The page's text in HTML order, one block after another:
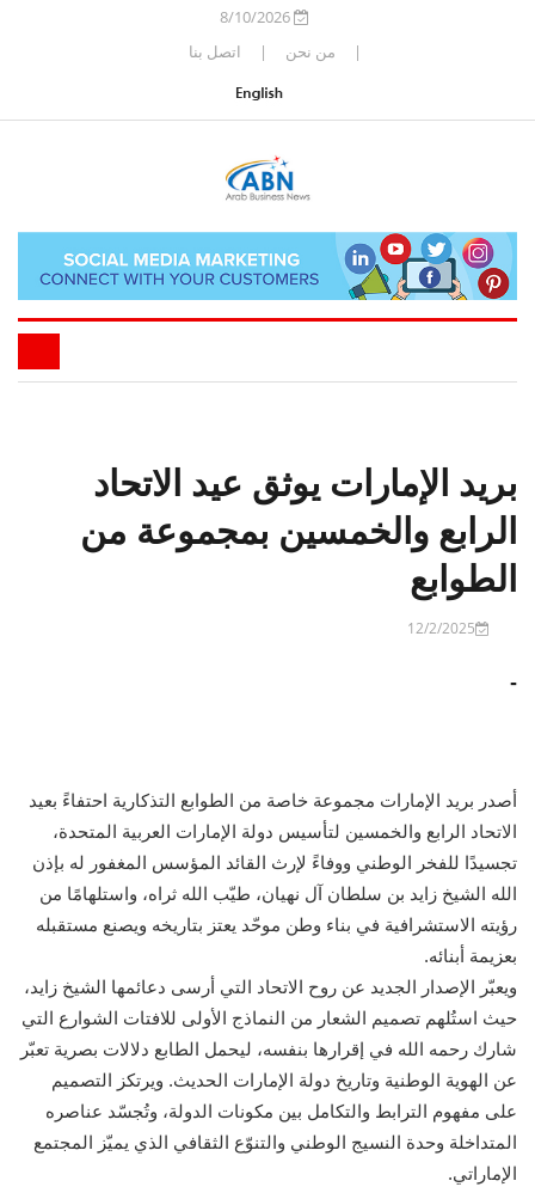
8/10/2026
|
من نحن | اتصل بنا
بريد الإمارات يوثق عيد الاتحاد
الرابع والخمسين بمجموعة من
الطوابع
12/2/2025
-
أصدر بريد الإمارات مجموعة خاصة من الطوابع التذكارية احتفاءً بعيد
الاتحاد الرابع والخمسين لتأسيس دولة الإمارات العربية المتحدة،
تجسيدًا للفخر الوطني ووفاءً لإرث القائد المؤسس المغفور له بإذن
الله الشيخ زايد بن سلطان آل نهيان، طيّب الله ثراه، واستلهامًا من
رؤيته الاستشرافية في بناء وطن موحّد يعتز بتاريخه ويصنع مستقبله
بعزيمة أبنائه.
ويعبّر الإصدار الجديد عن روح الاتحاد التي أرسى دعائمها الشيخ زايد،
حيث استُلهم تصميم الشعار من النماذج الأولى للافتات الشوارع التي
شارك رحمه الله في إقرارها بنفسه، ليحمل الطابع دلالات بصرية تعبّر
عن الهوية الوطنية وتاريخ دولة الإمارات الحديث. ويرتكز التصميم
على مفهوم الترابط والتكامل بين مكونات الدولة، وتُجسّد عناصره
المتداخلة وحدة النسيج الوطني والتنوّع الثقافي الذي يميّز المجتمع
الإماراتي.